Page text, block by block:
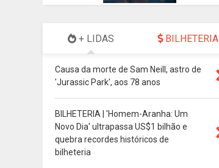
+ LIDAS BILHETERIA
Causa da morte de Sam Neill, astro de
'Jurassic Park', aos 78 anos
BILHETERIA | 'Homem-Aranha: Um
Novo Dia' ultrapassa US$1 bilhão e
quebra recordes históricos de
bilheteria